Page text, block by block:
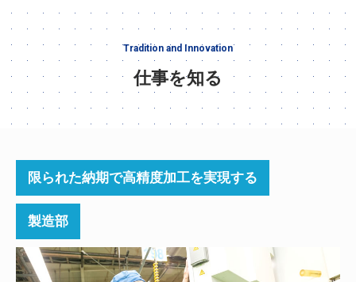
Tradition and Innovation
仕事を知る
限られた納期で高精度加工を実現する
製造部